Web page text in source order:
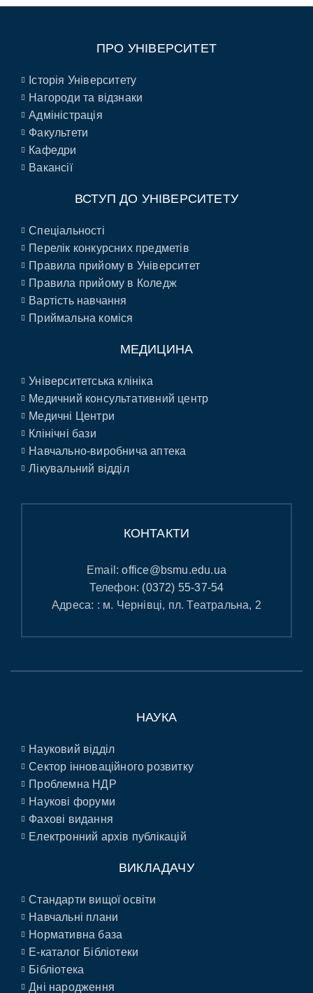
ПРО УНІВЕРСИТЕТ
Історія Університету
Нагороди та відзнаки
Адміністрація
Факультети
Кафедри
Вакансії
ВСТУП ДО УНІВЕРСИТЕТУ
Спеціальності
Перелік конкурсних предметів
Правила прийому в Університет
Правила прийому в Коледж
Вартість навчання
Приймальна коміся
МЕДИЦИНА
Університетська клініка
Медичний консультативний центр
Медичні Центри
Клінічні бази
Навчально-виробнича аптека
Лікувальний відділ
КОНТАКТИ
Email:office@bsmu.edu.ua
Телефон: (0372) 55-37-54
Адреса: : м. Чернівці, пл. Театральна, 2
НАУКА
Науковий відділ
Сектор інноваційного розвитку
Проблемна НДР
Наукові форуми
Фахові видання
Електронний архів публікацій
ВИКЛАДАЧУ
Стандарти вищої освіти
Навчальні плани
Нормативна база
E-каталог Бібліотеки
Бібліотека
Дні народження